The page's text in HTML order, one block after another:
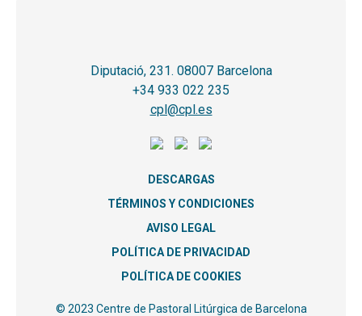
Diputació, 231. 08007 Barcelona
+34 933 022 235
cpl@cpl.es
DESCARGAS
TÉRMINOS Y CONDICIONES
AVISO LEGAL
POLÍTICA DE PRIVACIDAD
POLÍTICA DE COOKIES
© 2023 Centre de Pastoral Litúrgica de Barcelona